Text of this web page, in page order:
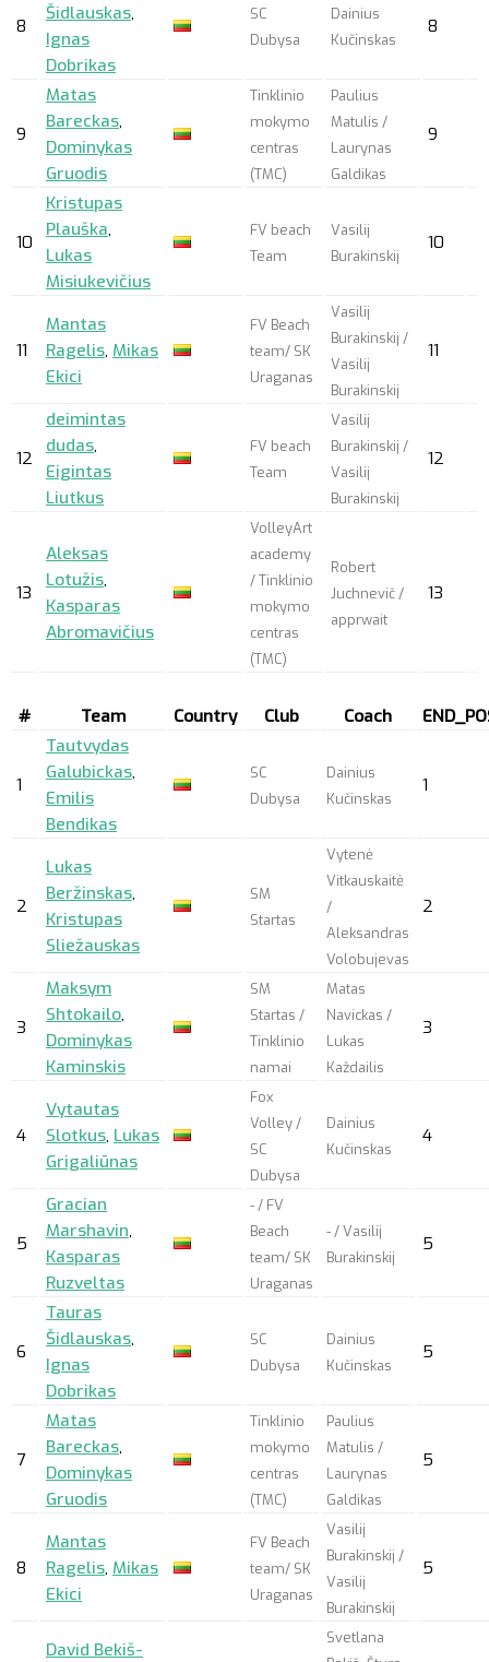
8
Šidlauskas,
Ignas
Dobrikas
SC
Dubysa
Dainius
Kučinskas
8
9
Matas
Bareckas,
Dominykas
Gruodis
Tinklinio
mokymo
centras
(TMC)
Paulius
Matulis /
Laurynas
Galdikas
9
10
Kristupas
Plauška,
Lukas
Misiukevičius
FV beach
Team
Vasilij
Burakinskij
10
11
Mantas
Ragelis, Mikas
Ekici
FV Beach
team/ SK
Uraganas
Vasilij
Burakinskij /
Vasilij
Burakinskij
11
12
deimintas
dudas,
Eigintas
Liutkus
FV beach
Team
Vasilij
Burakinskij /
Vasilij
Burakinskij
12
13
Aleksas
Lotužis,
Kasparas
Abromavičius
VolleyArt
academy
/ Tinklinio
mokymo
centras
(TMC)
Robert
Juchnevič /
apprwait
13
# Team Country Club Coach
1
Tautvydas
Galubickas,
Emilis
Bendikas
SC
Dubysa
Dainius
Kučinskas
1
2
Lukas
Beržinskas,
Kristupas
Sliežauskas
SM
Startas
Vytenė
Vitkauskaitė
/
Aleksandras
Volobujevas
2
3
Maksym
Shtokailo,
Dominykas
Kaminskis
SM
Startas /
Tinklinio
namai
Matas
Navickas /
Lukas
Každailis
3
4
Vytautas
Slotkus, Lukas
Grigaliūnas
Fox
Volley /
SC
Dubysa
Dainius
Kučinskas
4
5
Gracian
Marshavin,
Kasparas
Ruzveltas
- / FV
Beach
team/ SK
Uraganas
- / Vasilij
Burakinskij
5
6
Tauras
Šidlauskas,
Ignas
Dobrikas
SC
Dubysa
Dainius
Kučinskas
5
7
Matas
Bareckas,
Dominykas
Gruodis
Tinklinio
mokymo
centras
(TMC)
Paulius
Matulis /
Laurynas
Galdikas
5
8
Mantas
Ragelis, Mikas
Ekici
FV Beach
team/ SK
Uraganas
Vasilij
Burakinskij /
Vasilij
Burakinskij
5
David Bekiš-
Svetlana